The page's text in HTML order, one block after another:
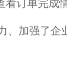
看订单完成
、加强了企